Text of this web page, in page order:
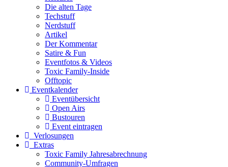
Die alten Tage
Techstuff
Nerdstuff
Artikel
Der Kommentar
Satire & Fun
Eventfotos & Videos
Toxic Family-Inside
Offtopic
Eventkalender
Eventübersicht
Open Airs
Bustouren
Event eintragen
Verlosungen
Extras
Toxic Family Jahresabrechnung
Community-Umfragen